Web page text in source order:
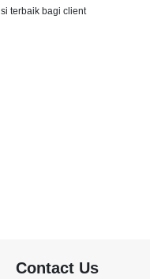
terbaik bagi client
Contact Us